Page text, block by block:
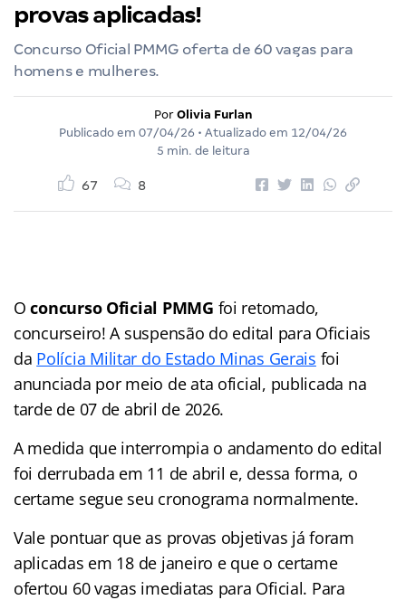
provas aplicadas!
Concurso Oficial PMMG oferta de 60 vagas para
homens e mulheres.
Por Olivia Furlan
Publicado em 07/04/26 • Atualizado em 12/04/26
5 min. de leitura
67 8
Oconcurso Oficial PMMG foi retomado,
concurseiro! A suspensão do edital para Oficiais
da Polícia Militar do Estado Minas Gerais foi
anunciada por meio de ata oficial, publicada na
tarde de 07 de abril de 2026.
A medida que interrompia o andamento do edital
foi derrubada em 11 de abril e, dessa forma, o
certame segue seu cronograma normalmente.
Vale pontuar que as provas objetivas já foram
aplicadas em 18 de janeiro e que o certame
ofertou 60 vagas imediatas para Oficial. Para